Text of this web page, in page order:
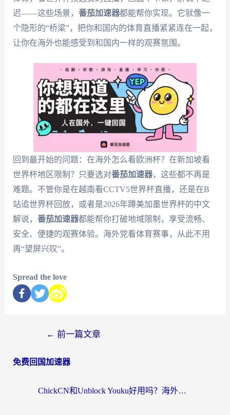
迟——这些场景， 番茄加速器都能帮你实现。它就像一
个隐形的“桥梁”，把你和国内的体育直播紧紧连在一起，
让你在海外也能感受到和国内一样的观赛氛围。
回到最开始的问题：在海外怎么看欧洲杯？在新加坡看
世界杯地区限制？只要选对番茄加速器，这些都不再是
难题。不管你是在越南看CCTV5世界杯直播，还是在B
站追世界杯回放，或者是2026年蹲美加墨世界杯的中文
解说， 番茄加速器都能帮你打破地域限制，享受流畅、
安全、便捷的观赛体验。海外党看体育赛事，从此不用
再“望屏兴叹”。
Spread the love
← 前一篇文章
免费回国加速器
ChickCN和Unblock Youku好用吗？海外党亲测3款回国加速器，附iOS免费选择指南